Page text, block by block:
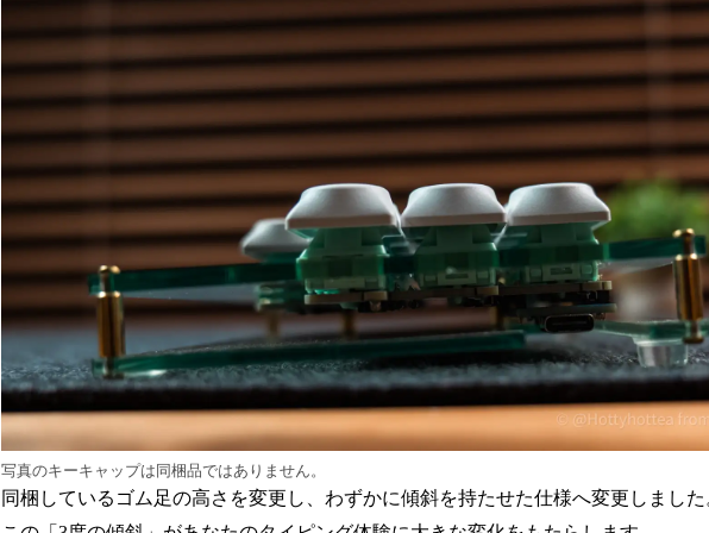
写真のキーキャップは同梱品ではありません。
同梱しているゴム足の高さを変更し、わずかに傾斜を持たせた仕様へ変更しました